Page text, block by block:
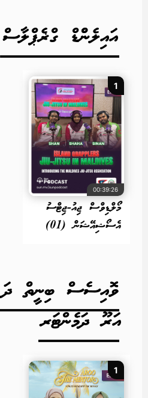
އައިލެންްޑް ގްޜެޕްލާސް
1
00:39:26
މޯލްޑިވްސް ޖިއު-ޖިޓްސު
އެސޯޝިއޭޝަން (01)
ވޮއިސެސް ބިނީތް
އަރޫ ދަމެންޓަރ
1